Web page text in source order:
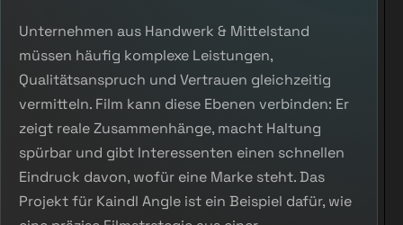
Unternehmen aus Handwerk & Mittelstand
müssen häufig komplexe Leistungen,
Qualitätsanspruch und Vertrauen gleichzeitig
vermitteln. Film kann diese Ebenen verbinden: Er
zeigt reale Zusammenhänge, macht Haltung
spürbar und gibt Interessenten einen schnellen
Eindruck davon, wofür eine Marke steht. Das
Projekt für Kaindl Angle ist ein Beispiel dafür, wie